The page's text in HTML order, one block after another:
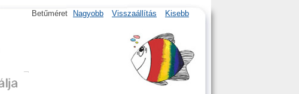
Betűméret Nagyobb Visszaállítás Kisebb